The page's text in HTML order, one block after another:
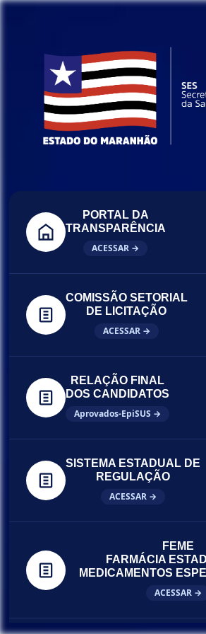
PORTAL DA
TRANSPARÊNCIA
ACESSAR →
COMISSÃO SETORIAL
DE LICITAÇÃO
ACESSAR →
RELAÇÃO FINAL
DOS CANDIDATOS
Aprovados-EpiSUS →
SISTEMA ESTADUAL DE
REGULAÇÃO
ACESSAR →
FEME
FARMÁCIA
MEDICAMENTOS
ACESSAR →